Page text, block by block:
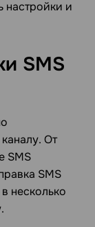
настройки и
SMS
От
SMS
SMS
несколько